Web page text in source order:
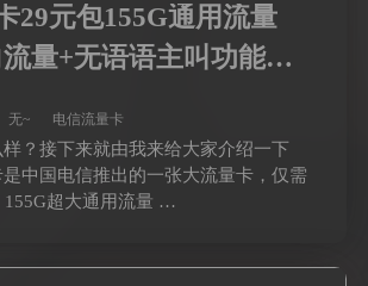
29元包155G通用流量
量+无语语主叫功能
无~ 电信流量卡
？接下来就由我来给大家介绍一下
中国电信推出的一张大流量卡，仅需
155G超大通用流量 …